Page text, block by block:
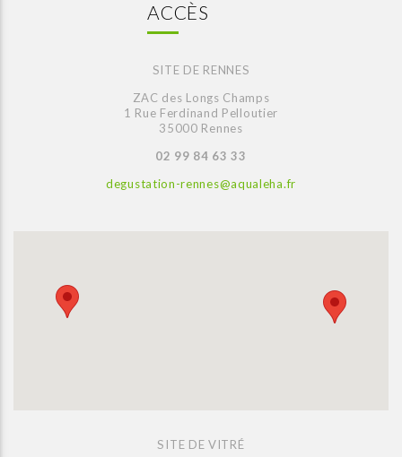
ACCÈS
SITE DE RENNES
ZAC des Longs Champs
1 Rue Ferdinand Pelloutier
35000 Rennes
02 99 84 63 33
degustation-rennes@aqualeha.fr
SITE DE VITRÉ